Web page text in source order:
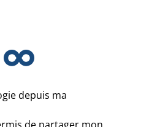
depuis ma
de partager mon